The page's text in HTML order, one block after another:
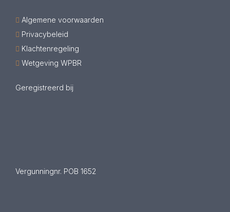
Algemene voorwaarden
Privacybeleid
Klachtenregeling
Wetgeving WPBR
Geregistreerd bij
Vergunningnr. POB 1652